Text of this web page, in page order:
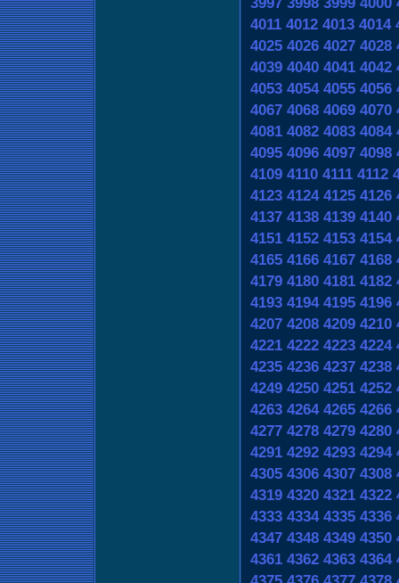
4011 4012 4013 4014
4025 4026 4027 4028
4039 4040 4041 4042
4053 4054 4055 4056
4067 4068 4069 4070
4081 4082 4083 4084
4095 4096 4097 4098
4109 4110 4111 4112
4123 4124 4125 4126
4137 4138 4139 4140
4151 4152 4153 4154
4165 4166 4167 4168
4179 4180 4181 4182
4193 4194 4195 4196
4207 4208 4209 4210
4221 4222 4223 4224
4235 4236 4237 4238
4249 4250 4251 4252
4263 4264 4265 4266
4277 4278 4279 4280
4291 4292 4293 4294
4305 4306 4307 4308
4319 4320 4321 4322
4333 4334 4335 4336
4347 4348 4349 4350
4361 4362 4363 4364